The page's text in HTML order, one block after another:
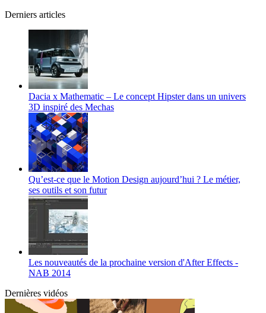
Derniers articles
Dacia x Mathematic – Le concept Hipster dans un univers
3D inspiré des Mechas
Qu’est-ce que le Motion Design aujourd’hui ? Le métier,
ses outils et son futur
Les nouveautés de la prochaine version d'After Effects -
NAB 2014
Dernières vidéos